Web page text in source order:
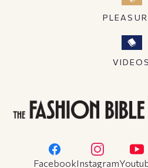
VIDEOS
FacebookInstagram